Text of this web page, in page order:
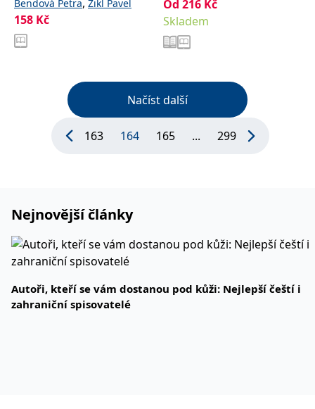
Bendová Petra Zikl Pavel
158 Kč
Manwillová Melissa
Od 216 Kč
Skladem
Načíst další
163 164 165 ... 299
Nejnovější články
Autoři, kteří se vám dostanou pod kůži: Nejlepší čeští i
zahraniční spisovatelé